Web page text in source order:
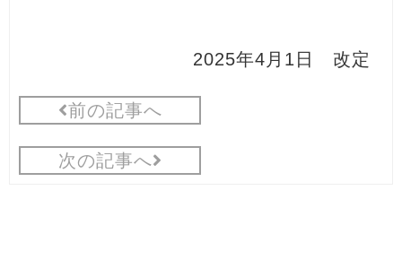
2025年4月1日 改定
前の記事へ
次の記事へ